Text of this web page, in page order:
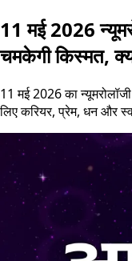
11 मई 2026
चमकेगी किस्मत,
11 मई 2026 का
लिए करियर, प्रेम, धन और